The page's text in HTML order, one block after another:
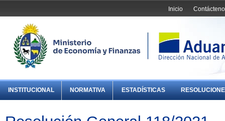
Inicio
INSTITUCIONAL NORMATIVA ESTADÍSTICAS